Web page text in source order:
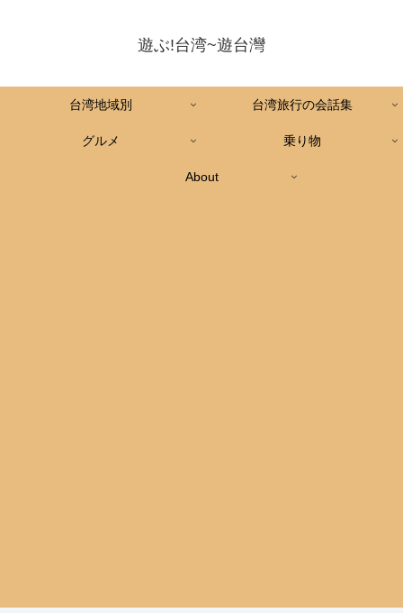
遊ぶ!台湾~遊台灣
台湾地域別 台湾旅行の会話集
グルメ 乗り物
About